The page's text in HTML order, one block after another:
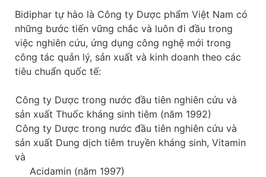
Bidiphar tự hào là Công ty Dược phẩm Việt Nam có
những bước tiến vững chắc và luôn đi đầu trong
việc nghiên cứu, ứng dụng công nghệ mới trong
công tác quản lý, sản xuất và kinh doanh theo các
tiêu chuẩn quốc tế:
Công ty Dược trong nước đầu tiên nghiên cứu và
sản xuất Thuốc kháng sinh tiêm (năm 1992)
Công ty Dược trong nước đầu tiên nghiên cứu và
sản xuất Dung dịch tiêm truyền kháng sinh, Vitamin
và
Acidamin (năm 1997)